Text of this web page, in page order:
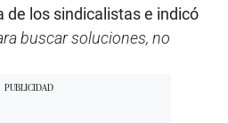
de los sindicalistas e indicó
buscar soluciones, no